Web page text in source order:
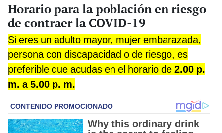
Horario para la población en riesgo
de contraer la COVID-19
Si eres un adulto mayor, mujer embarazada,
persona con discapacidad o de riesgo, es
preferible que acudas en el horario de 2.00 p.
m. a 5.00 p. m.